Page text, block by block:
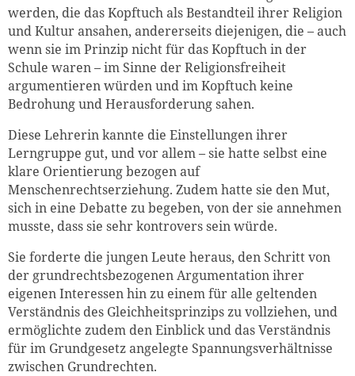
werden, die das Kopftuch als Bestandteil ihrer Religion
und Kultur ansahen, andererseits diejenigen, die – auch
wenn sie im Prinzip nicht für das Kopftuch in der
Schule waren – im Sinne der Religionsfreiheit
argumentieren würden und im Kopftuch keine
Bedrohung und Herausforderung sahen.
Diese Lehrerin kannte die Einstellungen ihrer
Lerngruppe gut, und vor allem – sie hatte selbst eine
klare Orientierung bezogen auf
Menschenrechtserziehung. Zudem hatte sie den Mut,
sich in eine Debatte zu begeben, von der sie annehmen
musste, dass sie sehr kontrovers sein würde.
Sie forderte die jungen Leute heraus, den Schritt von
der grundrechtsbezogenen Argumentation ihrer
eigenen Interessen hin zu einem für alle geltenden
Verständnis des Gleichheitsprinzips zu vollziehen, und
ermöglichte zudem den Einblick und das Verständnis
für im Grundgesetz angelegte Spannungsverhältnisse
zwischen Grundrechten.